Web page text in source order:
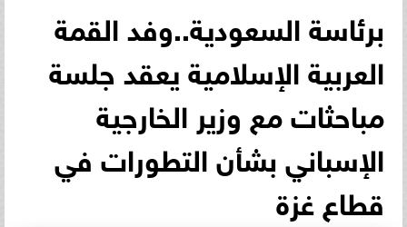
برئاسة السعودية..وفد القمة
العربية الإسلامية يعقد جلسة
مباحثات مع وزير الخارجية
الإسباني بشأن التطورات في
قطاع غزة